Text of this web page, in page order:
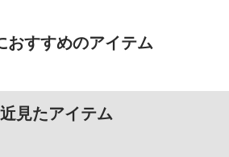
おすすめのアイテム
見たアイテム